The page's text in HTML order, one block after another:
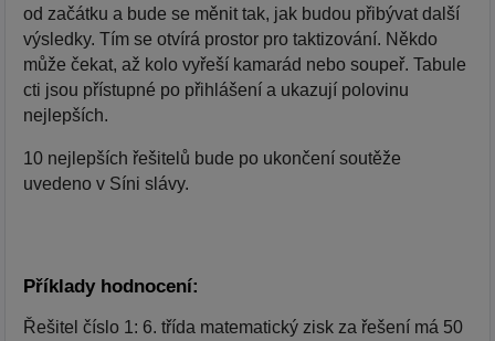
od začátku a bude se měnit tak, jak budou přibývat další
výsledky. Tím se otvírá prostor pro taktizování. Někdo
může čekat, až kolo vyřeší kamarád nebo soupeř. Tabule
cti jsou přístupné po přihlášení a ukazují polovinu
nejlepších.
10 nejlepších řešitelů bude po ukončení soutěže
uvedeno v Síni slávy.
Příklady hodnocení:
Řešitel číslo 1: 6. třída matematický zisk za řešení má 50